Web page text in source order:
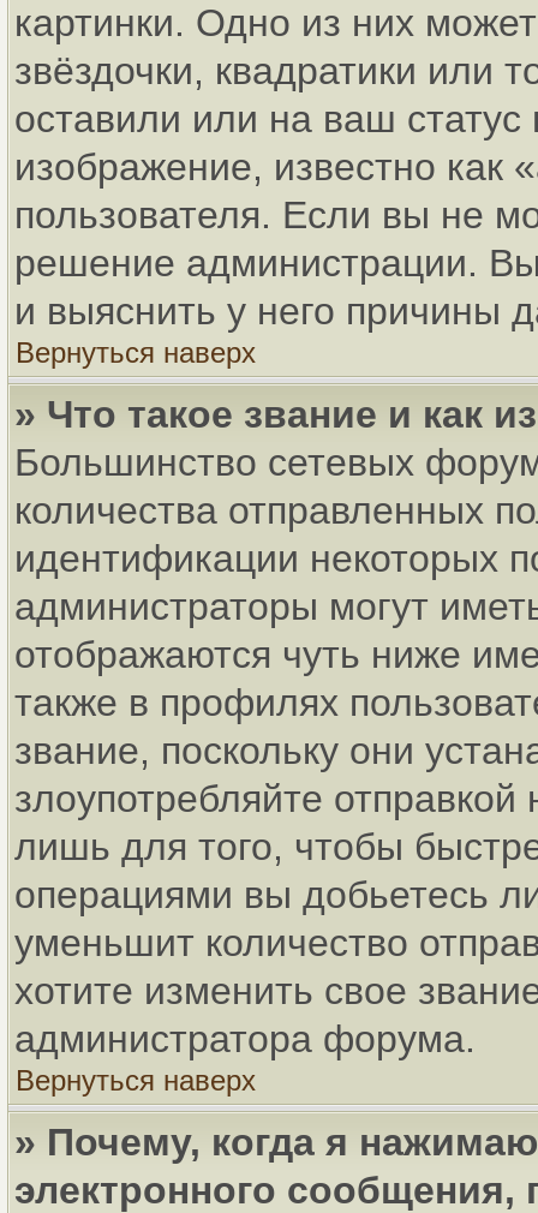
картинки. Одно из них
звёздочки, квадратики или
оставили или на ваш
изображение, известно как
пользователя. Если вы не
решение администрации.
и выяснить у него причины
Вернуться наверх
» Что такое звание и как
Большинство сетевых
количества отправленных
идентификации некоторых
администраторы могут
отображаются чуть ниже
также в профилях
звание, поскольку они
злоупотребляйте
лишь для того, чтобы
операциями вы добьетесь
уменьшит количество
хотите изменить свое
администратора форума.
Вернуться наверх
» Почему, когда я
электронного сообщения,